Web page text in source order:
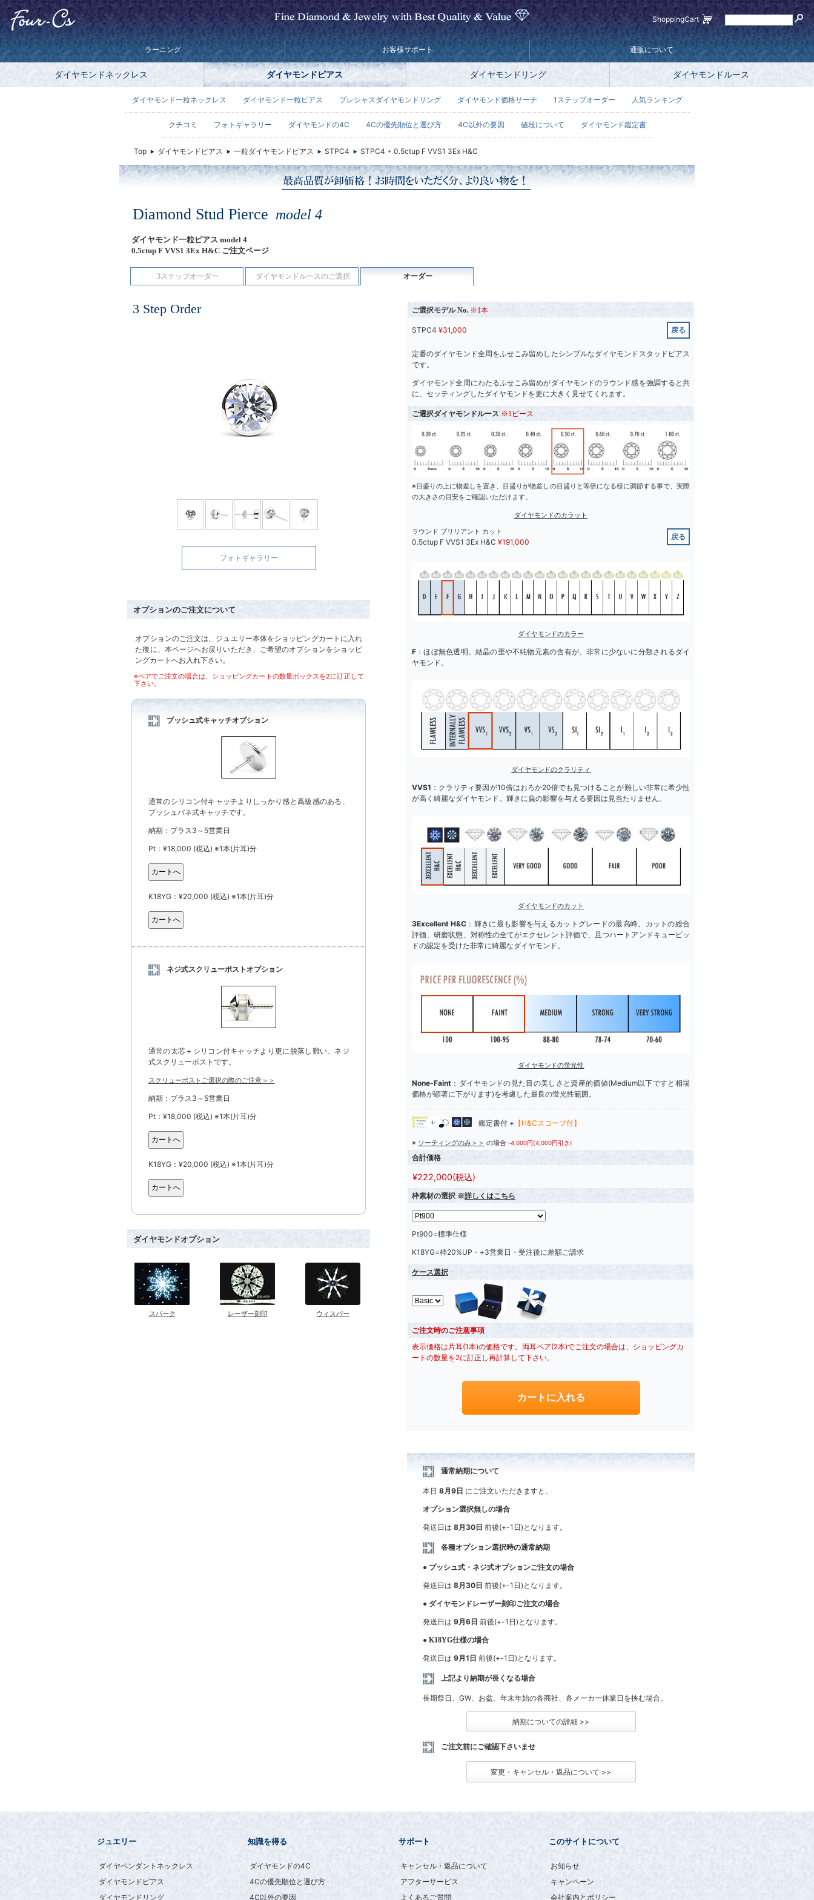
ラーニング お客様サポート 通販について
ダイヤモンドネックレス ダイヤモンドピアス ダイヤモンドリング ダイヤモンドルース
Diamond Stud Pierce model 4
ダイヤモンド一粒ピアス model 4
0.5ctup F VVS1 3Ex H&C ご注文ページ
3ステップオーダー ダイヤモンドルースのご選択 オーダー
3 Step Order
フォトギャラリー
ご選択モデル No. ※1本
STPC4 ¥31,000 戻る
定番のダイヤモンド全周をふせこみ留めしたシンプルなダイヤモンドスタッドピアス
です。
ダイヤモンド全周にわたるふせこみ留めがダイヤモンドのラウンド感を強調すると共
に、セッティングしたダイヤモンドを更に大きく見せてくれます。
ご選択ダイヤモンドルース ※1ピース
※目盛りの上に物差しを置き、目盛りが物差しの目盛りと等倍になる様に調節する事で、実際
の大きさの目安をご確認いただけます。
ダイヤモンドのカラット
ラウンド ブリリアント カット
0.5ctup F VVS1 3Ex H&C ¥191,000
戻る
ダイヤモンドのカラー
F ：ほぼ無色透明。結晶の歪や不純物元素の含有が、非常に少ないに分類されるダイ
ヤモンド。
ダイヤモンドのクラリティ
VVS1 ：クラリティ要因が10倍はおろか20倍でも見つけることが難しい非常に希少性
が高く綺麗なダイヤモンド。輝きに負の影響を与える要因は見当たりません。
ダイヤモンドのカット
3Excellent H&C ：輝きに最も影響を与えるカットグレードの最高峰。カットの総合
評価、研磨状態、対称性の全てがエクセレント評価で、且つハートアンドキューピッ
ドの認定を受けた非常に綺麗なダイヤモンド。
ダイヤモンドの蛍光性
None-Faint：ダイヤモンドの見た目の美しさと資産的価値(Medium以下ですと相場
価格が顕著に下がります)を考慮した最良の蛍光性範囲。
鑑定書付 + 【H&Cスコープ付】
※ ソーティングのみ＞＞ の場合 -4,000円(4,000円引き)
合計価格
¥222,000(税込)
枠素材の選択 ※詳しくはこちら
Pt900=標準仕様
K18YG=枠20%UP・+3営業日・受注後に差額ご請求
ケース選択
ご注文時のご注意事項
表示価格は片耳(1本)の価格です。両耳ペア(2本)でご注文の場合は、ショッピングカ
ートの数量を2に訂正し再計算して下さい。
通常納期について
本日 8月9日 にご注文いただきますと、
オプション選択無しの場合
発送日は 8月30日 前後(+-1日)となります。
各種オプション選択時の通常納期
● プッシュ式・ネジ式オプションご注文の場合
発送日は 8月30日前後(+-1日)となります。
● ダイヤモンドレーザー刻印ご注文の場合
発送日は 9月6日前後(+-1日)となります。
● K18YG仕様の場合
発送日は 9月1日前後(+-1日)となります。
上記より納期が長くなる場合
長期祭日、GW、お盆、年末年始の各商社、各メーカー休業日を挟む場合。
納期についての詳細 >>
ご注文前にご確認下さいませ
変更・キャンセル・返品について >>
オプションのご注文について
オプションのご注文は、ジュエリー本体をショッピングカートに入れ
た後に、本ページへお戻りいただき、ご希望のオプションをショッピ
ングカートへお入れ下さい。
※ペアでご注文の場合は、ショッピングカートの数量ボックスを2に訂正して
下さい。
プッシュ式キャッチオプション
通常のシリコン付キャッチよりしっかり感と高級感のある、
プッシュバネ式キャッチです。
納期：プラス3～5営業日
Pt：¥18,000 (税込) ※1本(片耳)分
K18YG：¥20,000 (税込) ※1本(片耳)分
ネジ式スクリューポストオプション
通常の太芯＋シリコン付キャッチより更に脱落し難い、ネジ
式スクリューポストです。
スクリューポストご選択の際のご注意＞＞
納期：プラス3～5営業日
Pt：¥18,000 (税込) ※1本(片耳)分
K18YG：¥20,000 (税込) ※1本(片耳)分
ダイヤモンドオプション
スパーク レーザー刻印 ウィスパー
Top ダイヤモンドピアス 一粒ダイヤモンドピアス STPC4 STPC4 + 0.5ctup F VVS1 3Ex H&C
ShoppingCart
ダイヤモンド一粒ネックレス ダイヤモンド一粒ピアス プレシャスダイヤモンドリング ダイヤモンド価格サーチ 1ステップオーダー 人気ランキング
クチコミ フォトギャラリー ダイヤモンドの4C 4Cの優先順位と選び方 4C以外の要因 値段について ダイヤモンド鑑定書
ジュエリー
ダイヤペンダントネックレス
ダイヤモンドピアス
ダイヤモンドリング
知識を得る
ダイヤモンドの4C
4Cの優先順位と選び方
4C以外の要因
サポート
キャンセル・返品について
アフターサービス
よくあるご質問
このサイトについて
お知らせ
キャンペーン
会社案内とポリシー